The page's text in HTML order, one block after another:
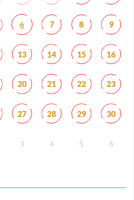
6 7 8 9
13 14 15 16
20 21 22 23
27 28 29 30
3 4 5 6